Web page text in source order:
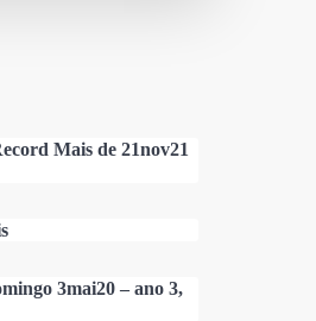
Mais de 21nov21
3mai20 – ano 3,